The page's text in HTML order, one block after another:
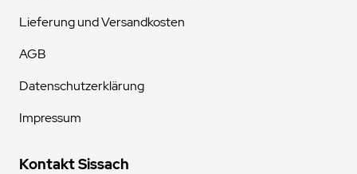
Lieferung und Versandkosten
AGB
Datenschutzerklärung
Impressum
Kontakt Sissach